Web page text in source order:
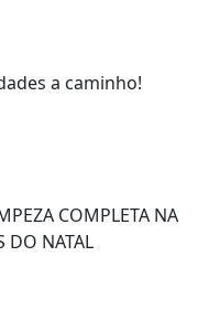
a caminho!
COMPLETA NA
DO NATAL